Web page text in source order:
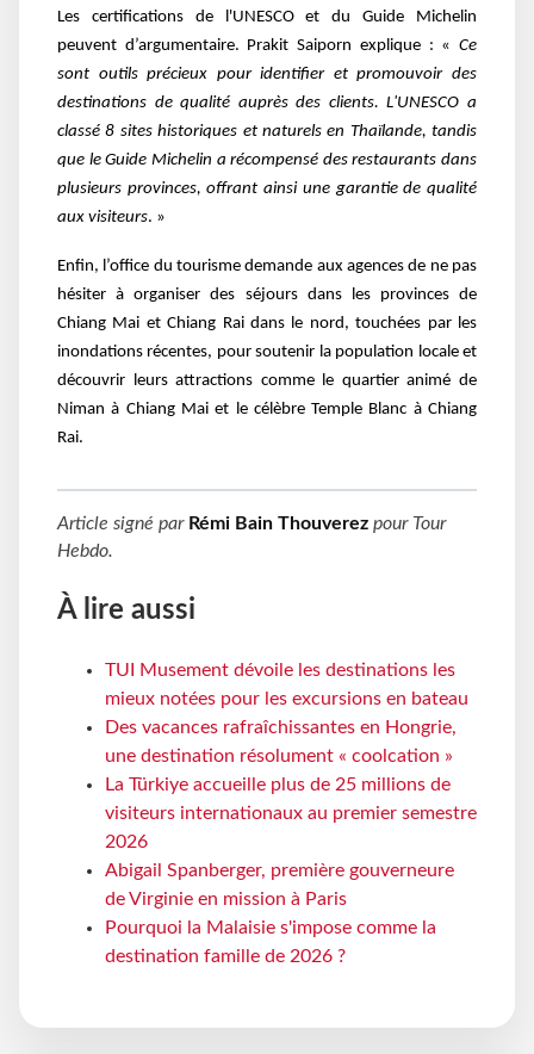
Les certifications de l'UNESCO et du Guide Michelin
peuvent d’argumentaire. Prakit Saiporn explique : « Ce
sont outils précieux pour identifier et promouvoir des
destinations de qualité auprès des clients. L'UNESCO a
classé 8 sites historiques et naturels en Thaïlande, tandis
que le Guide Michelin a récompensé des restaurants dans
plusieurs provinces, offrant ainsi une garantie de qualité
aux visiteurs. »
Enfin, l’office du tourisme demande aux agences de ne pas
hésiter à organiser des séjours dans les provinces de
Chiang Mai et Chiang Rai dans le nord, touchées par les
inondations récentes, pour soutenir la population locale et
découvrir leurs attractions comme le quartier animé de
Niman à Chiang Mai et le célèbre Temple Blanc à Chiang
Rai.
Article signé par Rémi Bain Thouverez pour Tour
Hebdo.
À lire aussi
TUI Musement dévoile les destinations les
mieux notées pour les excursions en bateau
Des vacances rafraîchissantes en Hongrie,
une destination résolument « coolcation »
La Türkiye accueille plus de 25 millions de
visiteurs internationaux au premier semestre
2026
Abigail Spanberger, première gouverneure
de Virginie en mission à Paris
Pourquoi la Malaisie s'impose comme la
destination famille de 2026 ?